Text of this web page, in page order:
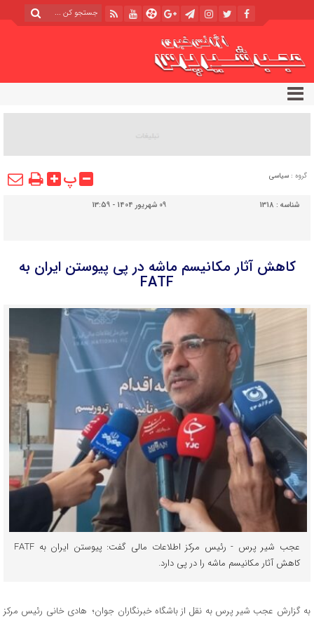
گروه : سیاسی پ
شناسه : 1318 09 شهریور 1404 - 13:59
کاهش آثار مکانیسم ماشه در پی پیوستن ایران به
FATF
عجب شیر پرس - رئیس مرکز اطلاعات مالی گفت: پیوستن ایران به FATF
کاهش آثار مکانیسم ماشه را در پی دارد.
به گزارش عجب شیر پرس به نقل از باشگاه خبرنگاران جوان؛ هادی خانی رئیس مرکز